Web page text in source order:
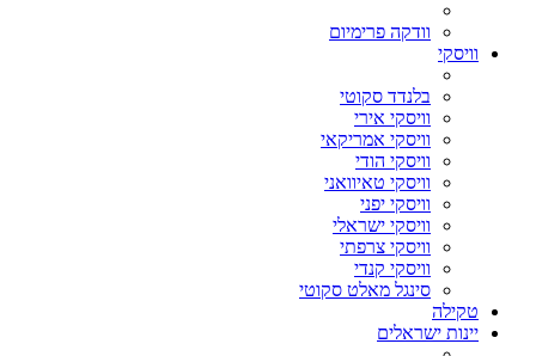
וודקה פרימיום
וויסקי
בלנדד סקוטי
וויסקי אירי
וויסקי אמריקאי
וויסקי הודי
וויסקי טאיוואני
וויסקי יפני
וויסקי ישראלי
וויסקי צרפתי
וויסקי קנדי
סינגל מאלט סקוטי
טקילה
יינות ישראלים